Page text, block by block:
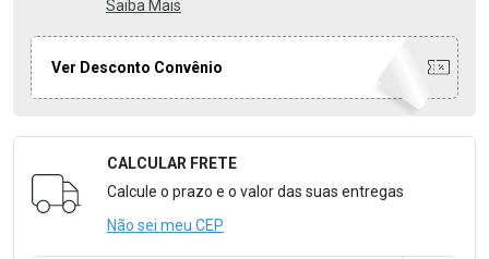
Saiba Mais
Ver Desconto Convênio
Formulário para Calcular o Frete
CALCULAR FRETE
Calcule o prazo e o valor das suas entregas
Não sei meu CEP